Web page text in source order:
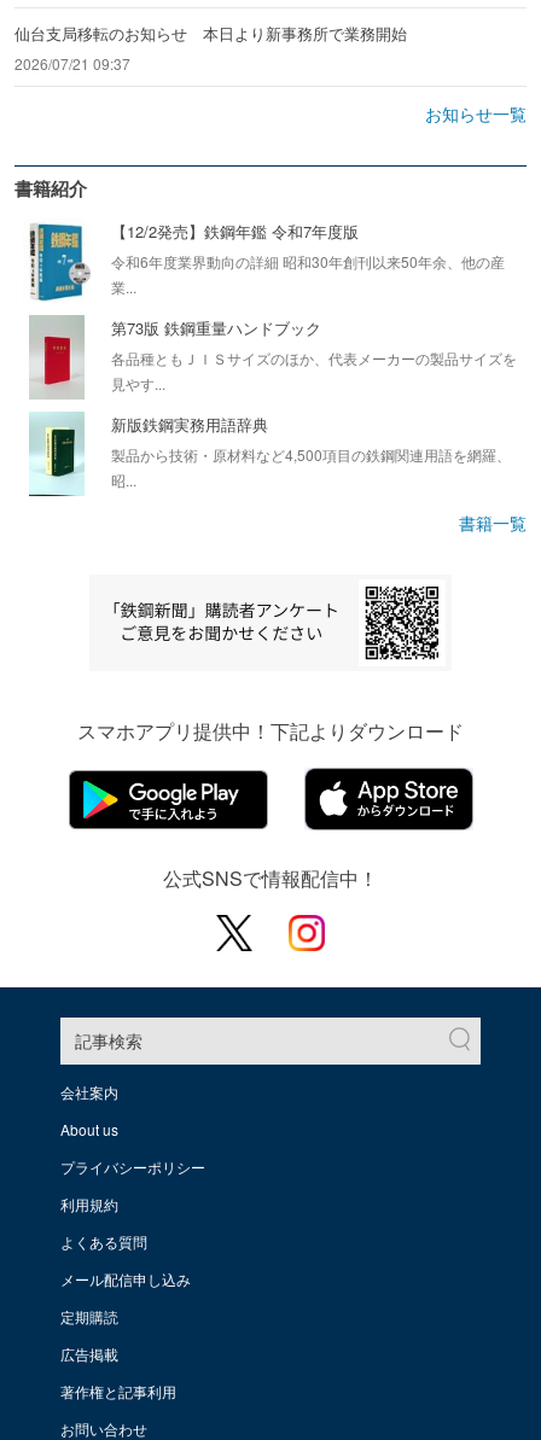
仙台支局移転のお知らせ 本日より新事務所で業務開始
2026/07/21 09:37
お知らせ一覧
書籍紹介
【12/2発売】鉄鋼年鑑 令和7年度版
令和6年度業界動向の詳細 昭和30年創刊以来50年余、他の産
業...
第73版 鉄鋼重量ハンドブック
各品種ともＪＩＳサイズのほか、代表メーカーの製品サイズを
見やす...
新版鉄鋼実務用語辞典
製品から技術・原材料など4,500項目の鉄鋼関連用語を網羅、
昭...
書籍一覧
スマホアプリ提供中！下記よりダウンロード
公式SNSで情報配信中！
記事検索
会社案内
About us
プライバシーポリシー
利用規約
よくある質問
メール配信申し込み
定期購読
広告掲載
著作権と記事利用
お問い合わせ